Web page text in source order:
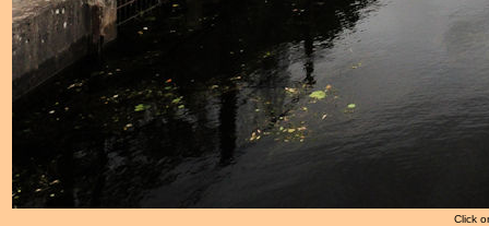
Click